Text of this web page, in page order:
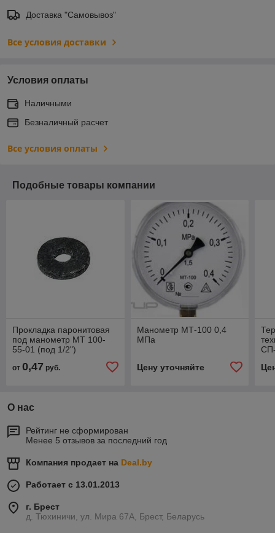
Доставка "Самовывоз"
Все условия доставки
Условия оплаты
Наличными
Безналичный расчет
Все условия оплаты
Подобные товары компании
Прокладка паронитовая
под манометр МТ 100-
55-01 (под 1/2")
от 0,47 руб.
Манометр МТ-100 0,4
МПа
Цену уточняйте
О нас
Рейтинг не сформирован
Менее 5 отзывов за последний год
Компания продает на Deal.by
Работает с 13.01.2013
г. Брест
д. Тюхиничи, ул. Мира 67А, Брест, Беларусь